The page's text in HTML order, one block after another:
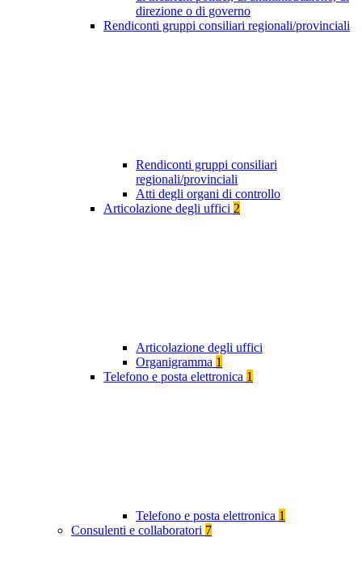
direzione o di governo
Rendiconti gruppi consiliari regionali/provinciali
Rendiconti gruppi consiliari
regionali/provinciali
Atti degli organi di controllo
Articolazione degli uffici 2
Articolazione degli uffici
Organigramma 1
Telefono e posta elettronica 1
Telefono e posta elettronica 1
Consulenti e collaboratori 7